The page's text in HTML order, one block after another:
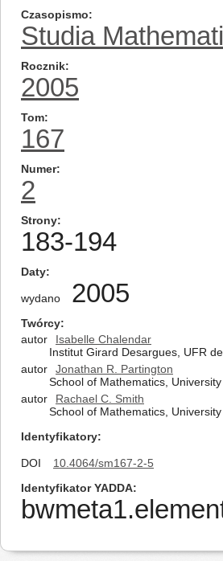
Czasopismo
Studia
Rocznik
2005
Tom
167
Numer
2
Strony
183-194
Daty
wydano 2005
Twórcy
autor
Isabelle Chalendar
Institut Girard Desargues, UFR
autor
Jonathan R. Partington
School of Mathematics,
autor
Rachael C. Smith
School of Mathematics,
Identyfikatory
DOI
10.4064/sm167-2-5
Identyfikator YADDA